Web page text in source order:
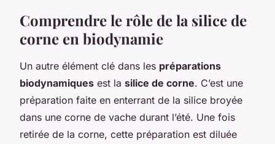
Comprendre le rôle de la silice de
corne en biodynamie
Un autre élément clé dans les préparations
biodynamiques est la silice de corne. C’est une
préparation faite en enterrant de la silice broyée
dans une corne de vache durant l’été. Une fois
retirée de la corne, cette préparation est diluée